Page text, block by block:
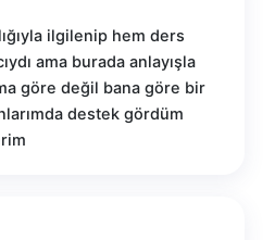
ilgilenip hem ders
ama burada anlayışla
göre değil bana göre bir
destek gördüm